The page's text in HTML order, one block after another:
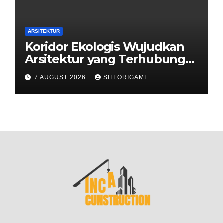
ARSITEKTUR
Koridor Ekologis Wujudkan
Arsitektur yang Terhubung
dengan Alam
7 AUGUST 2026 SITI ORIGAMI